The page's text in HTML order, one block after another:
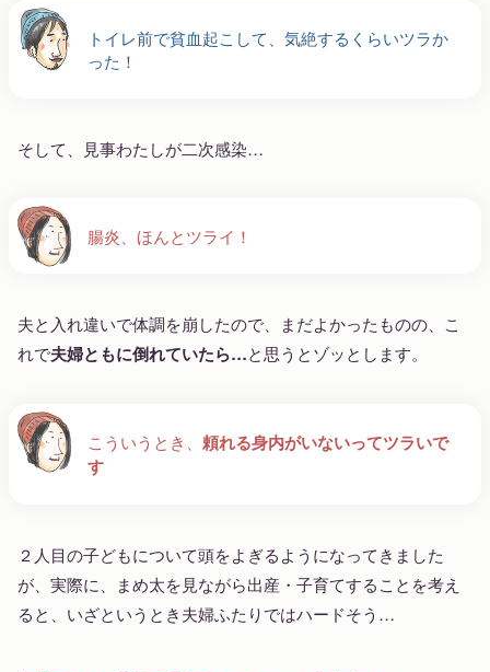
トイレ前で貧血起こして、気絶するくらいツラか
った！
そして、見事わたしが二次感染…
腸炎、ほんとツライ！
夫と入れ違いで体調を崩したので、まだよかったものの、こ
れで夫婦ともに倒れていたら…と思うとゾッとします。
こういうとき、 頼れる身内がいないってツラいで
す
２人目の子どもについて頭をよぎるようになってきました
が、実際に、まめ太を見ながら出産・子育てすることを考え
ると、いざというとき夫婦ふたりではハードそう…